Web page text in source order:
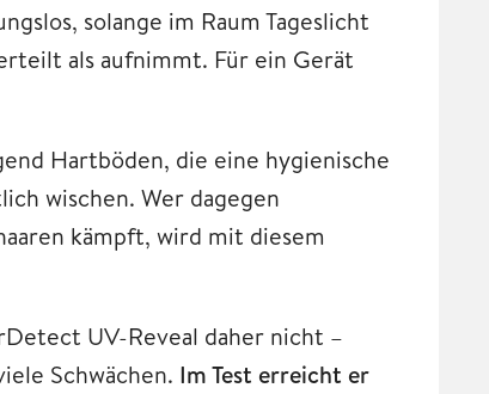
solange im Raum Tageslicht
als aufnimmt. Für ein Gerät
Hartböden, die eine hygienische
wischen. Wer dagegen
kämpft, wird mit diesem
UV-Reveal daher nicht –
Schwächen. Im Test erreicht er